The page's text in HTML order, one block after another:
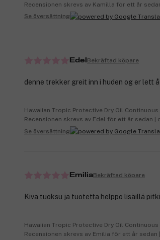
Recensionen skrevs av Kamilla för ett år
Se översättning
Edel Bekräftad köpare
denne trekker greit inn i huden og er lett
Hawaiian Tropic Protective Dry Oil Continuous
Recensionen skrevs av Edel för ett år sedan |
Se översättning
EmiliaBekräftad köpare
Kiva tuoksu ja tuotetta helppo lisäillä
Hawaiian Tropic Protective Dry Oil Continuous
Recensionen skrevs av Emilia för ett år